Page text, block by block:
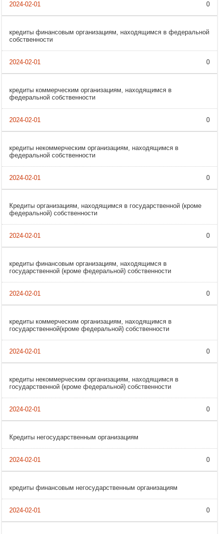
0
кредиты финансовым организациям, находящимся в федеральной
собственности
0
кредиты коммерческим организациям, находящимся в
федеральной собственности
0
кредиты некоммерческим организациям, находящимся в
федеральной собственности
0
Кредиты организациям, находящимся в государственной (кроме
федеральной) собственности
0
кредиты финансовым организациям, находящимся в
государственной (кроме федеральной) собственности
0
кредиты коммерческим организациям, находящимся в
государственной(кроме федеральной) собственности
0
кредиты некоммерческим организациям, находящимся в
государственной (кроме федеральной) собственности
0
Кредиты негосударственным организациям
0
кредиты финансовым негосударственным организациям
0